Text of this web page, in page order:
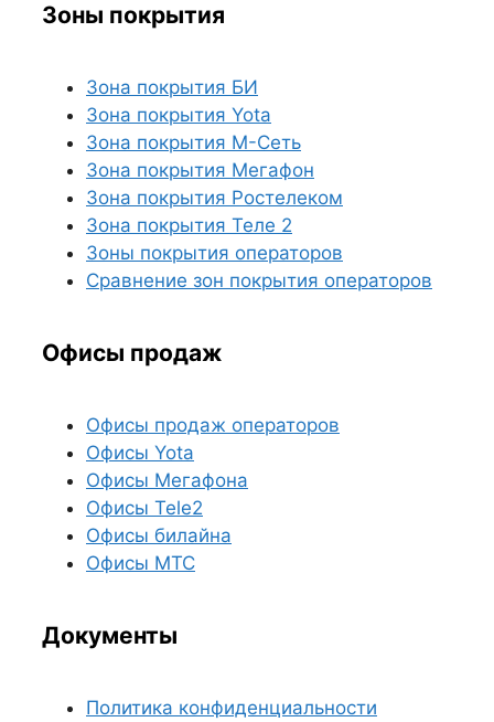
Зоны покрытия
Зона покрытия БИ
Зона покрытия Yota
Зона покрытия М-Сеть
Зона покрытия Мегафон
Зона покрытия Ростелеком
Зона покрытия Теле 2
Зоны покрытия операторов
Сравнение зон покрытия операторов
Офисы продаж
Офисы продаж операторов
Офисы Yota
Офисы Мегафона
Офисы Tele2
Офисы билайна
Офисы МТС
Документы
Политика конфиденциальности